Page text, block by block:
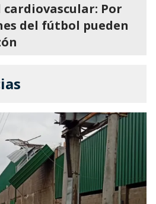
Por
del fútbol pueden